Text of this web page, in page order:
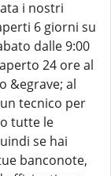
i nostri
6 giorni su
dalle 9:00
24 ore al
&egrave; al
tecnico per
tutte le
se hai
banconote,